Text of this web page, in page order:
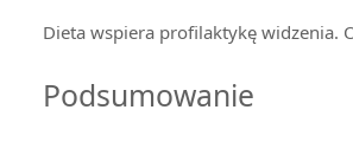
Dieta wspiera profilaktykę widzenia.
Podsumowanie